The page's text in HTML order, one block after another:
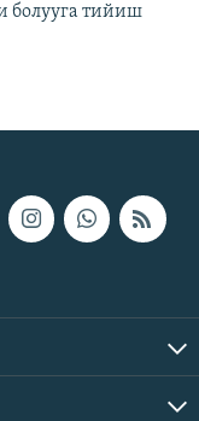
болууга тийиш